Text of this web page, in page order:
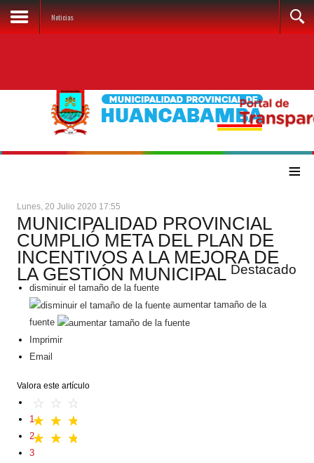
Noticias
≡
Lunes, 20 Julio 2020 17:55
MUNICIPALIDAD PROVINCIAL
CUMPLIÓ META DEL PLAN DE
INCENTIVOS A LA MEJORA DE
LA GESTIÓN MUNICIPAL Destacado
disminuir el tamaño de la fuente
aumentar tamaño de la
fuente
Imprimir
Email
Valora este artículo
1
2
3